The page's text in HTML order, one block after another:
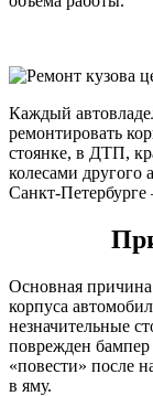
Каждый
ремонтировать
стоянке, в ДТП,
колесами другого
Санкт-Петербурге
Основная
корпуса
незначительные
поврежден
«повести» после
в яму.